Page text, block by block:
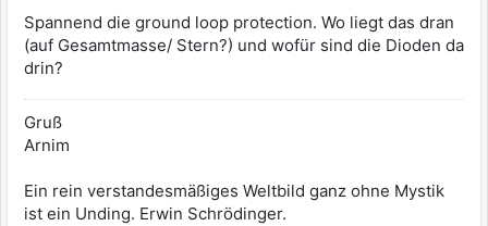
Spannend die ground loop protection. Wo liegt das dran
(auf Gesamtmasse/ Stern?) und wofür sind die Dioden da
drin?
Gruß
Arnim
Ein rein verstandesmäßiges Weltbild ganz ohne Mystik
ist ein Unding. Erwin Schrödinger.